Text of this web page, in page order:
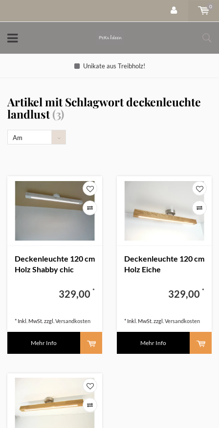
0
Unikate aus Treibholz!
Artikel mit Schlagwort deckenleuchte
landlust(3)
Am
Deckenleuchte 120 cm
Holz Shabby chic
329,00 *
* Inkl. MwSt. zzgl. Versandkosten
Mehr Info
Deckenleuchte 120 cm
Holz Eiche
329,00 *
* Inkl. MwSt. zzgl. Versandkosten
Mehr Info